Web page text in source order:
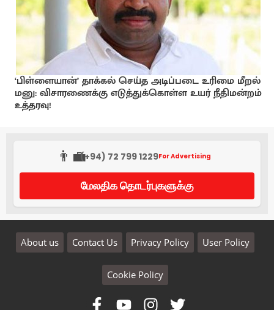
‘பிள்ளையான்’ தாக்கல் செய்த அடிப்படை உரிமை மீறல்
மனு: விசாரணைக்கு எடுத்துக்கொள்ள உயர் நீதிமன்றம்
உத்தரவு!
👨‍💼(+94) 72 799 1229For Advertising
மேலதிக தொடர்புகளுக்கு
About us Contact Us Privacy Policy User Policy
Cookie Policy